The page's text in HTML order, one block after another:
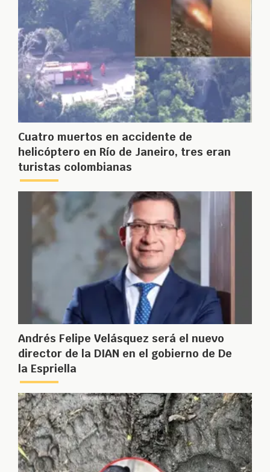
Cuatro muertos en accidente de
helicóptero en Río de Janeiro, tres eran
turistas colombianas
Andrés Felipe Velásquez será el nuevo
director de la DIAN en el gobierno de De
la Espriella